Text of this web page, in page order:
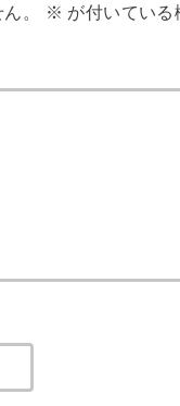
。 ※ が付いている